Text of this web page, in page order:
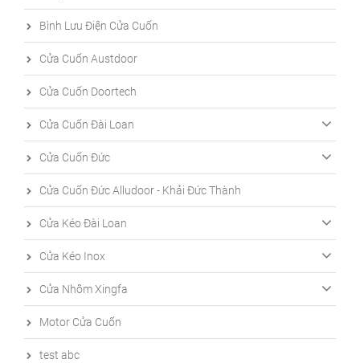
Bình Lưu Điện Cửa Cuốn
Cửa Cuốn Austdoor
Cửa Cuốn Doortech
Cửa Cuốn Đài Loan
Cửa Cuốn Đức
Cửa Cuốn Đức Alludoor - Khải Đức Thành
Cửa Kéo Đài Loan
Cửa Kéo Inox
Cửa Nhôm Xingfa
Motor Cửa Cuốn
test abc